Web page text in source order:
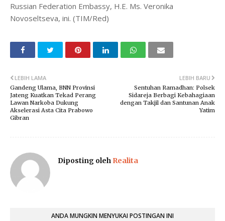
Russian Federation Embassy, H.E. Ms. Veronika
Novoseltseva, ini. (TIM/Red)
LEBIH BARU
Sentuhan Ramadhan: Polsek
Sidareja Berbagi Kebahagiaan
dengan Takjil dan Santunan Anak
Yatim
LEBIH LAMA
Gandeng Ulama, BNN Provinsi
Jateng Kuatkan Tekad Perang
Lawan Narkoba Dukung
Akselerasi Asta Cita Prabowo
Gibran
Diposting oleh Realita
ANDA MUNGKIN MENYUKAI POSTINGAN INI